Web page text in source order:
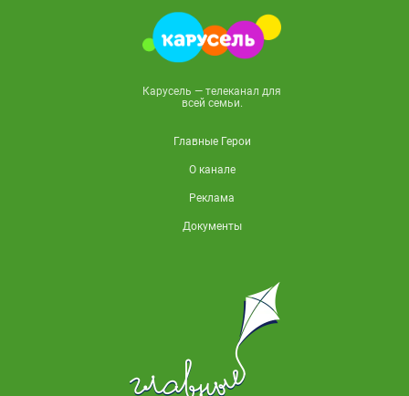
Карусель — телеканал для
всей семьи.
Главные Герои
О канале
Реклама
Документы